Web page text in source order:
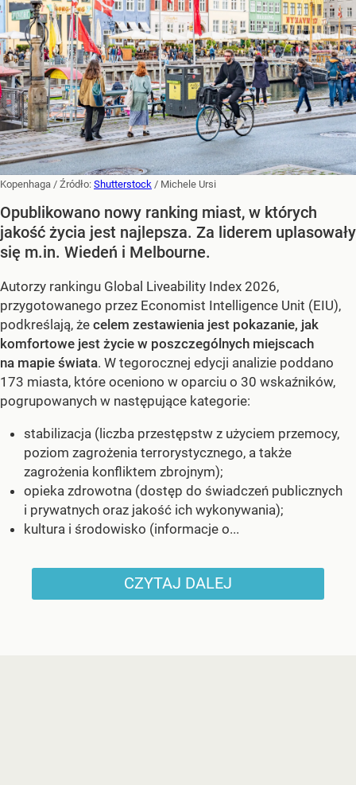
Kopenhaga / Źródło: Shutterstock / Michele Ursi
Opublikowano nowy ranking miast, w których
jakość życia jest najlepsza. Za liderem uplasowały
się m.in. Wiedeń i Melbourne.
Autorzy rankingu Global Liveability Index 2026,
przygotowanego przez Economist Intelligence Unit (EIU),
podkreślają, że celem zestawienia jest pokazanie, jak
komfortowe jest życie w poszczególnych miejscach
na mapie świata. W tegorocznej edycji analizie poddano
173 miasta, które oceniono w oparciu o 30 wskaźników,
pogrupowanych w następujące kategorie:
stabilizacja (liczba przestępstw z użyciem przemocy,
poziom zagrożenia terrorystycznego, a także
zagrożenia konfliktem zbrojnym);
opieka zdrowotna (dostęp do świadczeń publicznych
i prywatnych oraz jakość ich wykonywania);
kultura i środowisko (informacje o...
CZYTAJ DALEJ